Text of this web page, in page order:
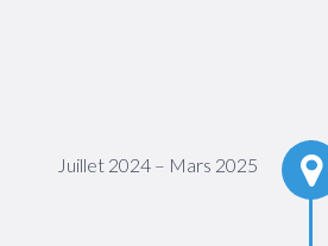
Juillet 2024 – Mars 2025